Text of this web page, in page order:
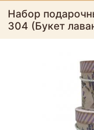
Набор
304 (Букет